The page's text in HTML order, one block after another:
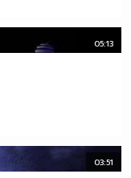
05:13
03:51